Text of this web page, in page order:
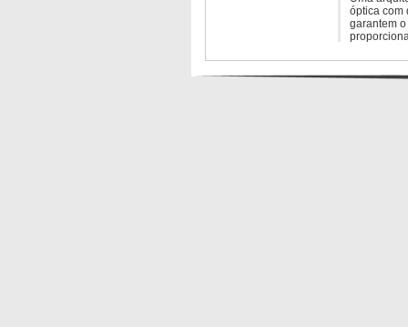
óptica com
garantem